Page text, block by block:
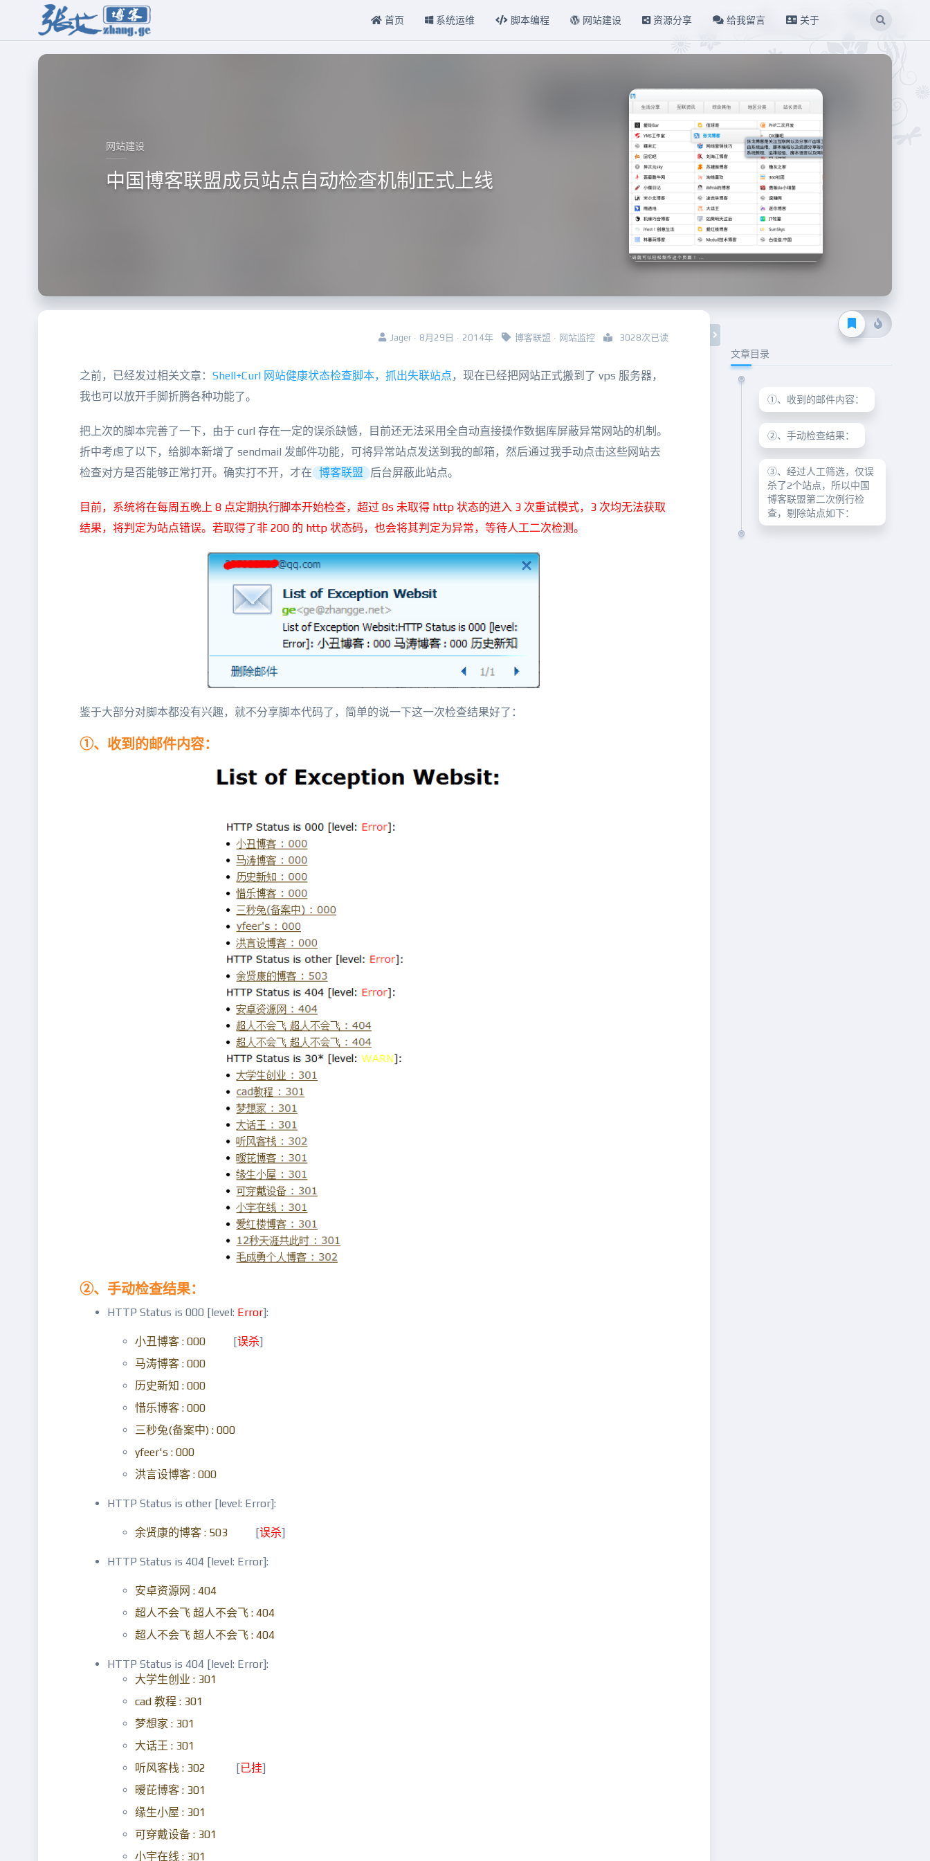
首页 系统运维 脚本编程 网站建设 资源分享 给我留言 关于
网站建设
中国博客联盟成员站点自动检查机制正式上线
Jager · 8月29日 · 2014年 博客联盟 · 网站监控 3028次已读
之前，已经发过相关文章： Shell+Curl 网站健康状态检查脚本，抓出失联站点 ，现在已经把网站正式搬到了 vps 服务器，
我也可以放开手脚折腾各种功能了。
把上次的脚本完善了一下，由于 curl 存在一定的误杀缺憾，目前还无法采用全自动直接操作数据库屏蔽异常网站的机制。
折中考虑了以下，给脚本新增了 sendmail 发邮件功能，可将异常站点发送到我的邮箱，然后通过我手动点击这些网站去
检查对方是否能够正常打开。确实打不开，才在 博客联盟 后台屏蔽此站点。
目前，系统将在每周五晚上 8 点定期执行脚本开始检查，超过 8s 未取得 http 状态的进入 3 次重试模式，3 次均无法获取
结果，将判定为站点错误。若取得了非 200 的 http 状态码，也会将其判定为异常，等待人工二次检测。
鉴于大部分对脚本都没有兴趣，就不分享脚本代码了，简单的说一下这一次检查结果好了：
①、收到的邮件内容：
②、手动检查结果：
HTTP Status is 000 [level: Error]:
小丑博客 : 000 [误杀]
马涛博客 : 000
历史新知 : 000
惜乐博客 : 000
三秒兔(备案中) : 000
yfeer's : 000
洪言设博客 : 000
HTTP Status is other [level: Error]:
余贤康的博客 : 503 [误杀]
HTTP Status is 404 [level: Error]:
安卓资源网 : 404
超人不会飞 超人不会飞 : 404
超人不会飞 超人不会飞 : 404
HTTP Status is 404 [level: Error]:
大学生创业 : 301
cad 教程 : 301
梦想家 : 301
大话王 : 301
听风客栈 : 302 [已挂]
暧芘博客 : 301
缘生小屋 : 301
可穿戴设备 : 301
小宇在线 : 301
文章目录
①、收到的邮件内容：
②、手动检查结果：
③、经过人工筛选，仅误
杀了2个站点，所以中国
博客联盟第二次例行检
查，剔除站点如下：